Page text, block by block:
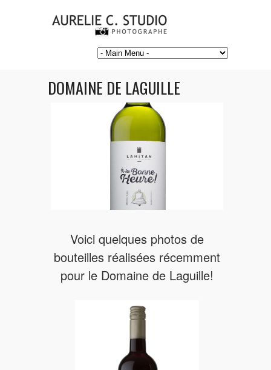
DOMAINE DE LAGUILLE
Voici quelques photos de
bouteilles réalisées récemment
pour le Domaine de Laguille!